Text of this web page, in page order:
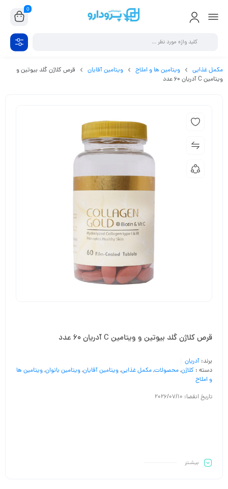
0
مکمل غذایی ویتامین ها و املاح ویتامین آقایان
قرص کلاژن گلد بیوتین و
ویتامین C آدریان 60 عدد
قرص کلاژن گلد بیوتین و ویتامین C آدریان 60 عدد
برند: آدریان
دسته : کلاژن,محصولات,مکمل غذایی,ویتامین آقایان,ویتامین بانوان,ویتامین ها
و املاح
تاریخ انقضا: 2026/07/10
بیشـتر